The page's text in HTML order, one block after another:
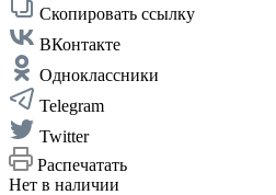
Скопировать ссылку
ВКонтакте
Одноклассники
Telegram
Twitter
Распечатать
Нет в наличии